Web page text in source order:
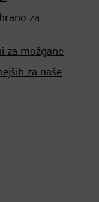
za
za možgane
za naše